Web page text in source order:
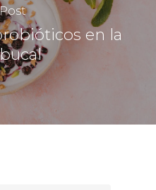
en la